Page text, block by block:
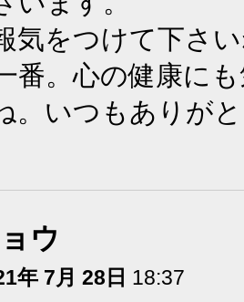
気をつけて下さ
番。心の健康に
。いつもありが
ウ
年 7月 28日 18:37